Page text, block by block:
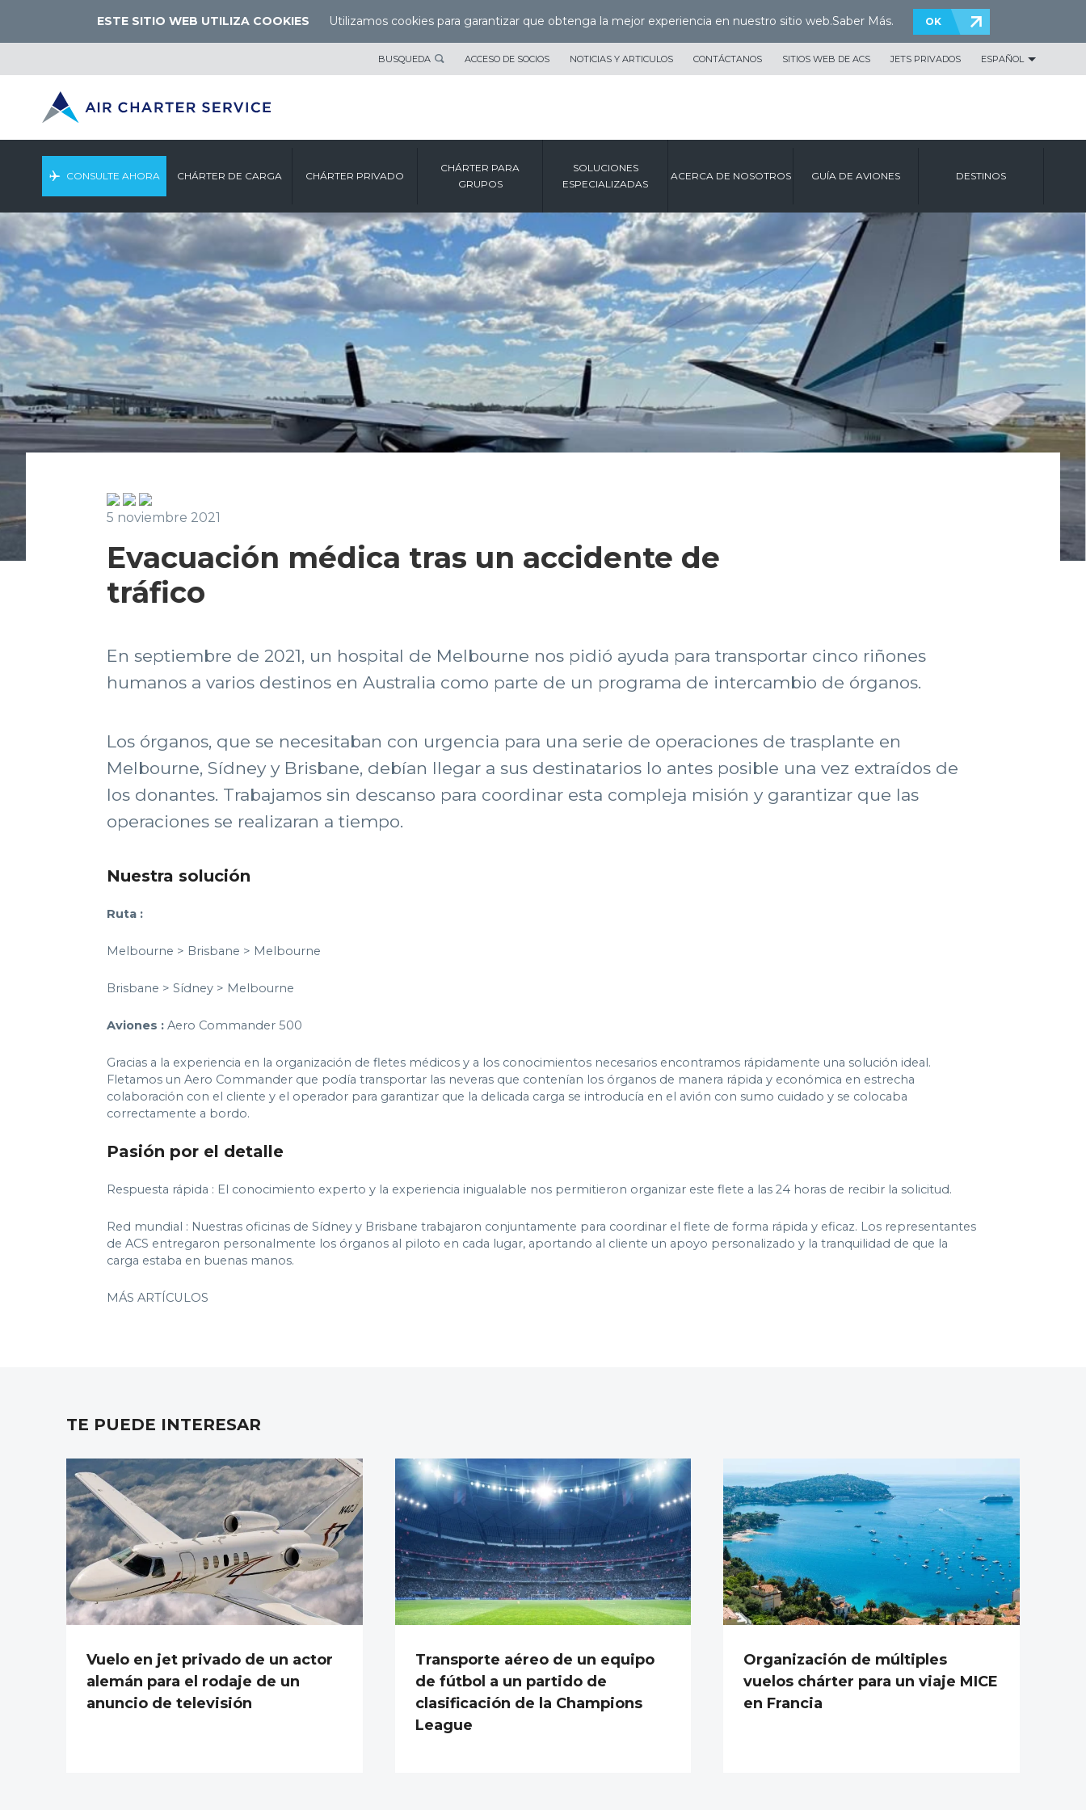
ESTE SITIO WEB UTILIZA COOKIES Utilizamos cookies para garantizar que obtenga la mejor experiencia en nuestro sitio web.Saber Más. OK
BUSQUEDA ACCESO DE SOCIOS NOTICIAS Y ARTICULOS CONTÁCTANOS SITIOS WEB DE ACS JETS PRIVADOS ESPAÑOL
CONSULTE AHORA CHÁRTER DE CARGA CHÁRTER PRIVADO
CHÁRTER PARA
GRUPOS
SOLUCIONES
ESPECIALIZADAS
ACERCA DE NOSOTROS GUÍA DE AVIONES DESTINOS
5 noviembre 2021
Evacuación médica tras un accidente de
tráfico
En septiembre de 2021, un hospital de Melbourne nos pidió ayuda para transportar cinco riñones
humanos a varios destinos en Australia como parte de un programa de intercambio de órganos.
Los órganos, que se necesitaban con urgencia para una serie de operaciones de trasplante en
Melbourne, Sídney y Brisbane, debían llegar a sus destinatarios lo antes posible una vez extraídos de
los donantes. Trabajamos sin descanso para coordinar esta compleja misión y garantizar que las
operaciones se realizaran a tiempo.
Nuestra solución
Ruta :
Melbourne > Brisbane > Melbourne
Brisbane > Sídney > Melbourne
Aviones : Aero Commander 500
Gracias a la experiencia en la organización de fletes médicos y a los conocimientos necesarios encontramos rápidamente una solución ideal.
Fletamos un Aero Commander que podía transportar las neveras que contenían los órganos de manera rápida y económica en estrecha
colaboración con el cliente y el operador para garantizar que la delicada carga se introducía en el avión con sumo cuidado y se colocaba
correctamente a bordo.
Pasión por el detalle
Respuesta rápida : El conocimiento experto y la experiencia inigualable nos permitieron organizar este flete a las 24 horas de recibir la solicitud.
Red mundial : Nuestras oficinas de Sídney y Brisbane trabajaron conjuntamente para coordinar el flete de forma rápida y eficaz. Los representantes
de ACS entregaron personalmente los órganos al piloto en cada lugar, aportando al cliente un apoyo personalizado y la tranquilidad de que la
carga estaba en buenas manos.
MÁS ARTÍCULOS
TE PUEDE INTERESAR
Vuelo en jet privado de un actor
alemán para el rodaje de un
anuncio de televisión
Transporte aéreo de un equipo
de fútbol a un partido de
clasificación de la Champions
League
Organización de múltiples
vuelos chárter para un viaje MICE
en Francia